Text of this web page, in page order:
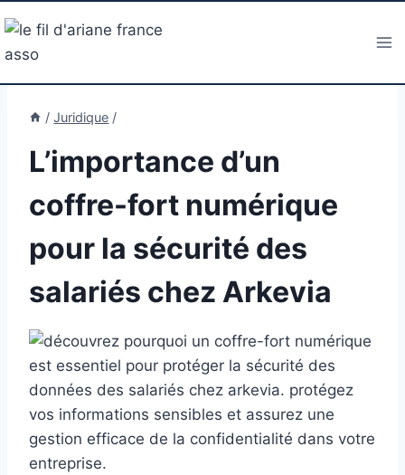
au
contenu
/ Juridique /
L’importance d’un
coffre-fort numérique
pour la sécurité des
salariés chez Arkevia